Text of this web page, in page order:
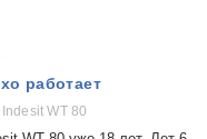
работает
WT 80